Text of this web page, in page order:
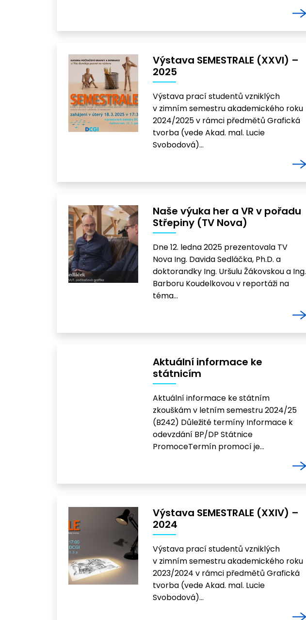
Výstava SEMESTRALE (XXVI) –
2025
Výstava prací studentů vzniklých
v zimním semestru akademického roku
2024/2025 v rámci předmětů Grafická
tvorba (vede Akad. mal. Lucie
Svobodová)…
Naše výuka her a VR v pořadu
Střepiny (TV Nova)
Dne 12. ledna 2025 prezentovala TV
Nova Ing. Davida Sedláčka, Ph.D. a
doktorandky Ing. Uršulu Žákovskou a Ing.
Barboru Koudelkovou v reportáži na
téma…
Aktuální informace ke
státnicím
Aktuální informace ke státním
zkouškám v letním semestru 2024/25
(B242) Důležité termíny Informace k
odevzdání BP/DP Státnice
PromoceTermín promocí je…
Výstava SEMESTRALE (XXIV) –
2024
Výstava prací studentů vzniklých
v zimním semestru akademického roku
2023/2024 v rámci předmětů Grafická
tvorba (vede Akad. mal. Lucie
Svobodová)…